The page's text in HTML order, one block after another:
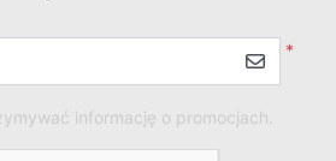
*
informację o promocjach.